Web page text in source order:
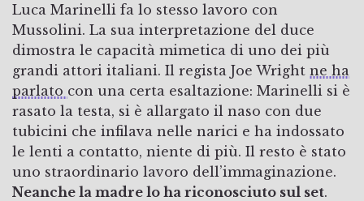
Luca Marinelli fa lo stesso lavoro con
Mussolini. La sua interpretazione del duce
dimostra le capacità mimetica di uno dei più
grandi attori italiani. Il regista Joe Wright ne ha
parlato con una certa esaltazione: Marinelli si è
rasato la testa, si è allargato il naso con due
tubicini che infilava nelle narici e ha indossato
le lenti a contatto, niente di più. Il resto è stato
uno straordinario lavoro dell’immaginazione.
Neanche la madre lo ha riconosciuto sul set.